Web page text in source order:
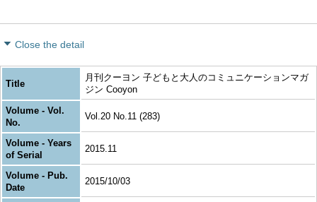
Close the detail
Title
月刊クーヨン 子どもと大人のコミュニケーションマガ
ジン Cooyon
Volume - Vol.
No.
Vol.20 No.11 (283)
Volume - Years
of Serial
2015.11
Volume - Pub.
Date
2015/10/03